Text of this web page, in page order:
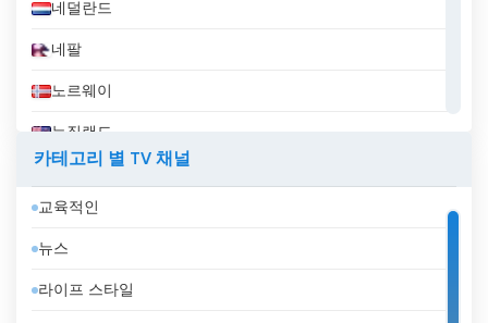
네덜란드
네팔
노르웨이
뉴질랜드
대한민국
덴마크
도미니카 공화국
카테고리 별 TV 채널
교육적인
뉴스
라이프 스타일